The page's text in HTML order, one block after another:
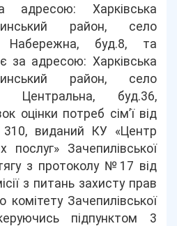
адресою: Харківська
район, село
Набережна, буд.8, та
за адресою: Харківська
район, село
Центральна, буд.36,
оцінки потреб сім’ї від
виданий КУ «Центр
послуг» Зачепилівської
з протоколу №17 від
з питань захисту прав
комітету Зачепилівської
підпунктом 3